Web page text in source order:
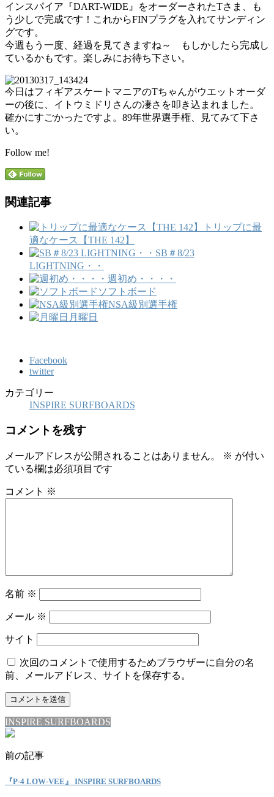
インスパイア『DART-WIDE』をオーダーされたTさま、も
う少しで完成です！これからFINプラグを入れてサンディン
グです。
今週もう一度、経過を見てきますね～ もしかしたら完成し
ているかもです。楽しみにお待ち下さい。
今日はフィギアスケートマニアのTちゃんがウエットオーダ
ーの後に、イトウミドリさんの凄さを叩き込まれました。
確かにすごかったですよ。89年世界選手権、見てみて下さ
い。
Follow me!
関連記事
トリップに最
適なケース【THE 142】
SB＃8/23
LIGHTNING・・
週初め・・・・
ソフトボード
NSA級別選手権
月曜日
Facebook
twitter
カテゴリー
INSPIRE SURFBOARDS
コメントを残す
メールアドレスが公開されることはありません。 ※ が付い
ている欄は必須項目です
コメント ※
名前 ※
メール ※
サイト
次回のコメントで使用するためブラウザーに自分の名
前、メールアドレス、サイトを保存する。
INSPIRE SURFBOARDS
前の記事
『P-4 LOW-VEE』 INSPIRE SURFBOARDS